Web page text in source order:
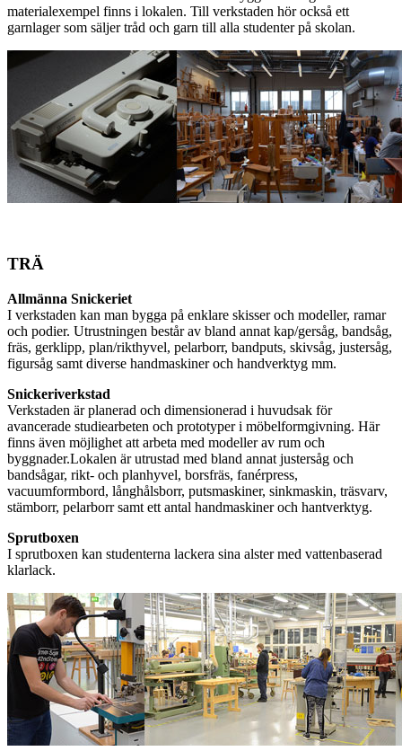
materialexempel finns i lokalen. Till verkstaden hör också ett
garnlager som säljer tråd och garn till alla studenter på skolan.
TRÄ
Allmänna Snickeriet
I verkstaden kan man bygga på enklare skisser och modeller, ramar
och podier. Utrustningen består av bland annat kap/gersåg, bandsåg,
fräs, gerklipp, plan/rikthyvel, pelarborr, bandputs, skivsåg, justersåg,
figursåg samt diverse handmaskiner och handverktyg mm.
Snickeriverkstad
Verkstaden är planerad och dimensionerad i huvudsak för
avancerade studiearbeten och prototyper i möbelformgivning. Här
finns även möjlighet att arbeta med modeller av rum och
byggnader.Lokalen är utrustad med bland annat justersåg och
bandsågar, rikt- och planhyvel, borsfräs, fanérpress,
vacuumformbord, långhålsborr, putsmaskiner, sinkmaskin, träsvarv,
stämborr, pelarborr samt ett antal handmaskiner och hantverktyg.
Sprutboxen
I sprutboxen kan studenterna lackera sina alster med vattenbaserad
klarlack.